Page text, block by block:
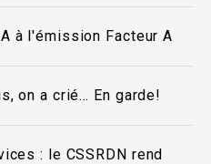
à l'émission Facteur A
on a crié… En garde!
: le CSSRDN rend